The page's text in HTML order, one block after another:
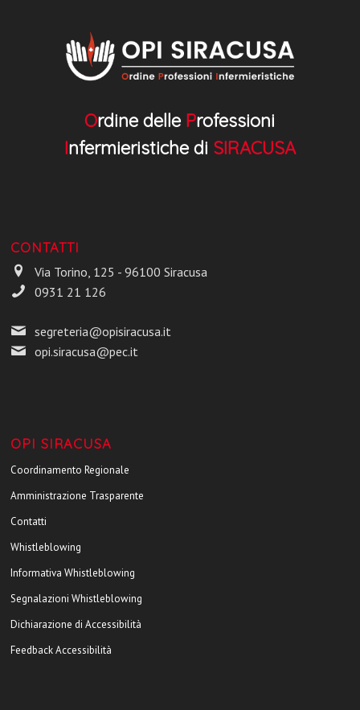
Ordine delle Professioni
Infermieristiche di SIRACUSA
CONTATTI
Via Torino, 125 - 96100 Siracusa
0931 21 126
segreteria@opisiracusa.it
opi.siracusa@pec.it
OPI SIRACUSA
Coordinamento Regionale
Amministrazione Trasparente
Contatti
Whistleblowing
Informativa Whistleblowing
Segnalazioni Whistleblowing
Dichiarazione di Accessibilità
Feedback Accessibilità